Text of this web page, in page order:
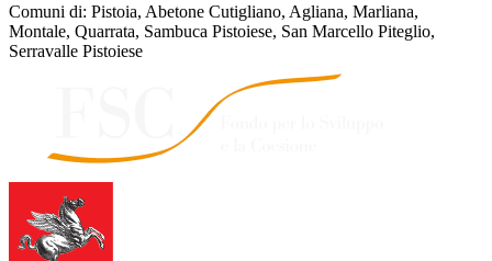
Comuni di: Pistoia, Abetone Cutigliano, Agliana, Marliana,
Montale, Quarrata, Sambuca Pistoiese, San Marcello Piteglio,
Serravalle Pistoiese